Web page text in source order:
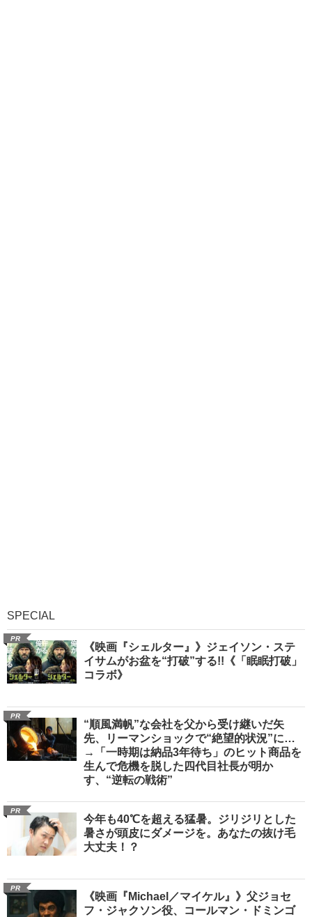
SPECIAL
PR
《映画『シェルター』》ジェイソン・ステ
イサムがお盆を“打破”する!!《「眠眠打破」
コラボ》
PR
“順風満帆”な会社を父から受け継いだ矢
先、リーマンショックで“絶望的状況”に…
→「一時期は納品3年待ち」のヒット商品を
生んで危機を脱した四代目社長が明か
す、“逆転の戦術”
PR
今年も40℃を超える猛暑。ジリジリとした
暑さが頭皮にダメージを。あなたの抜け毛
大丈夫！？
PR
《映画『Michael／マイケル』》父ジョセ
フ・ジャクソン役、コールマン・ドミンゴ